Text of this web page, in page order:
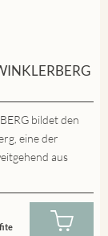
bildet den
eine der
aus